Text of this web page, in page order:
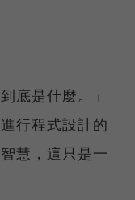
底是什麼。」
行程式設計的
慧，這只是一